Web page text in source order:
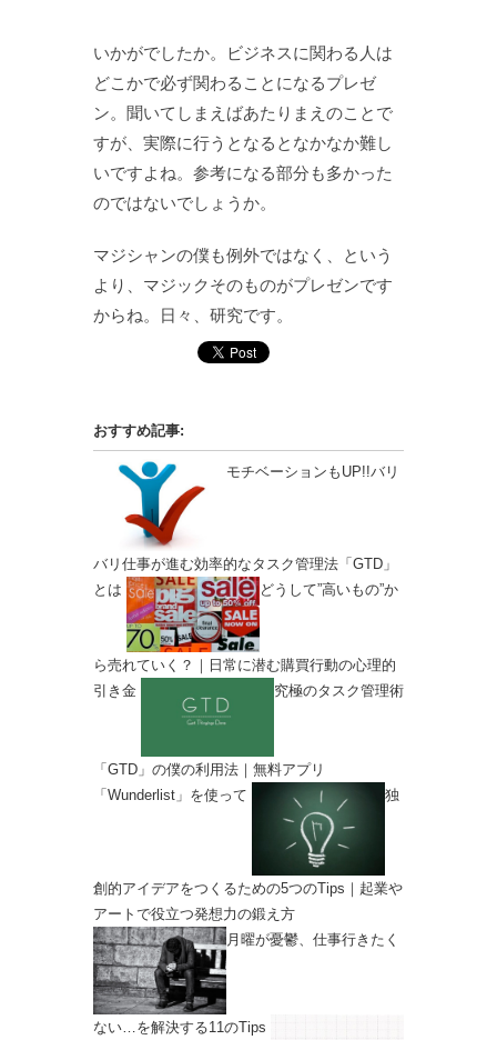
いかがでしたか。ビジネスに関わる人は
どこかで必ず関わることになるプレゼ
ン。聞いてしまえばあたりまえのことで
すが、実際に行うとなるとなかなか難し
いですよね。参考になる部分も多かった
のではないでしょうか。
マジシャンの僕も例外ではなく、という
より、マジックそのものがプレゼンです
からね。日々、研究です。
おすすめ記事:
モチベーションもUP!!バリ
バリ仕事が進む効率的なタスク管理法「GTD」
とは
どうして”高いもの”か
ら売れていく？｜日常に潜む購買行動の心理的
引き金
究極のタスク管理術
「GTD」の僕の利用法｜無料アプリ
「Wunderlist」を使って
独
創的アイデアをつくるための5つのTips｜起業や
アートで役立つ発想力の鍛え方
月曜が憂鬱、仕事行きたく
ない…を解決する11のTips